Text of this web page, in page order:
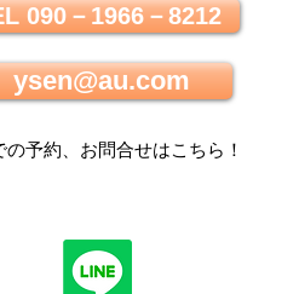
090－1966－8212
ysen@au.com
の予約、お問合せはこちら ！